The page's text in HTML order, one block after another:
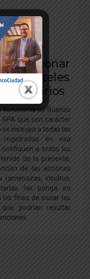
accionar
carteles
Sanitarios
Autónoma de Buenos
que con carácter
instruya a todas las
registradas en esa
a todos los
de la presente,
de las acciones
(amenazas, insultos,
las ponga en
fines de iniciar las
podrían resultar